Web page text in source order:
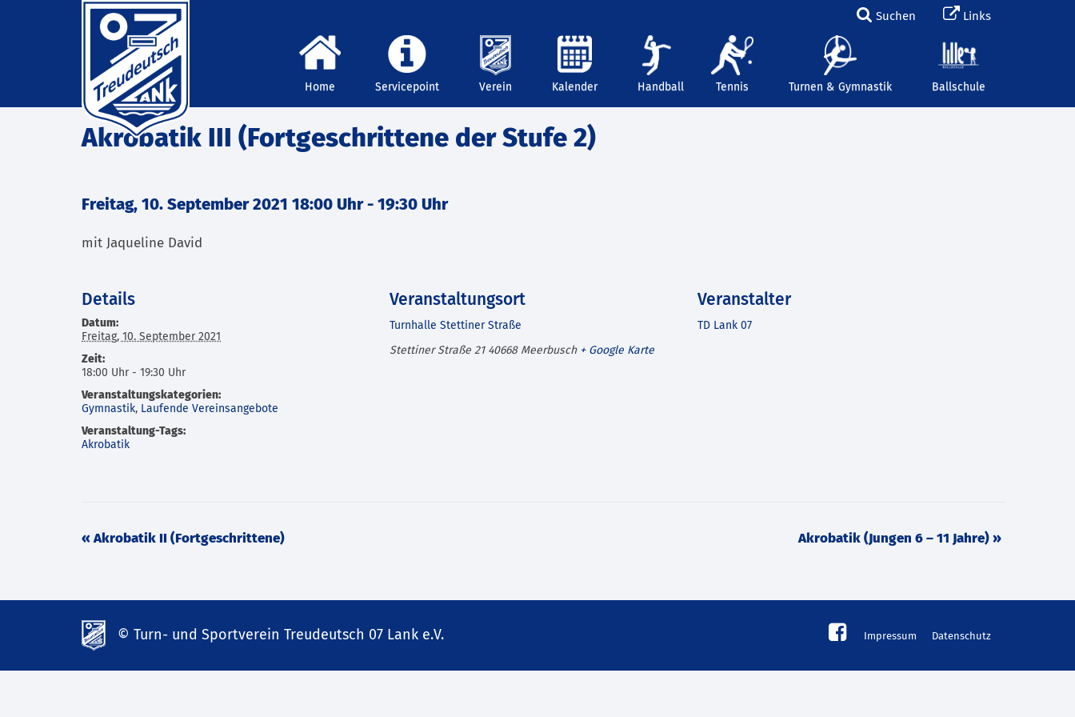
Suchen Links
Home Servicepoint Verein Kalender Handball Tennis Turnen & Gymnastik Ballschule
Akrobatik III (Fortgeschrittene der Stufe 2)
Freitag, 10. September 2021 18:00 Uhr- 19:30 Uhr
mit Jaqueline David
Details
Datum:
Freitag, 10. September 2021
Zeit:
18:00 Uhr - 19:30 Uhr
Veranstaltungskategorien:
Gymnastik, Laufende Vereinsangebote
Veranstaltung-Tags:
Akrobatik
Veranstaltungsort
Turnhalle Stettiner Straße
Stettiner Straße 21 40668 Meerbusch + Google Karte
Veranstalter
TD Lank 07
Veranstaltung
«Akrobatik II (Fortgeschrittene) Akrobatik (Jungen 6 – 11 Jahre) »
© Turn- und Sportverein Treudeutsch 07 Lank e.V. Impressum Datenschutz